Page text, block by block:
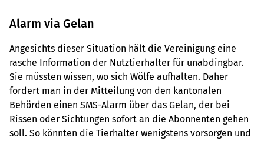
Alarm via Gelan
Angesichts dieser Situation hält die Vereinigung eine
rasche Information der Nutztierhalter für unabdingbar.
Sie müssten wissen, wo sich Wölfe aufhalten. Daher
fordert man in der Mitteilung von den kantonalen
Behörden einen SMS-Alarm über das Gelan, der bei
Rissen oder Sichtungen sofort an die Abonnenten gehen
soll. So könnten die Tierhalter wenigstens vorsorgen und